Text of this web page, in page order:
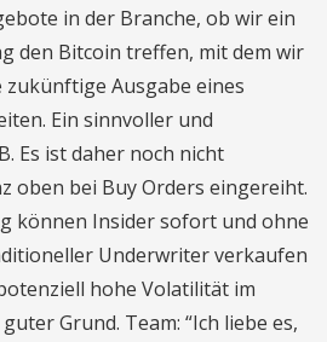
in der Branche, ob wir ein
den Bitcoin treffen, mit dem wir
Ausgabe eines
Ein sinnvoller und
Es ist daher noch nicht
oben bei Buy Orders eingereiht.
können Insider sofort und ohne
Underwriter verkaufen
hohe Volatilität im
Grund. Team: “Ich liebe es,